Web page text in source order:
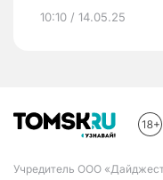
10:10 / 14.05.25
Учредитель ООО